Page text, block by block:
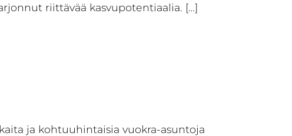
riittävää kasvupotentiaalia. […]
ja kohtuuhintaisia vuokra-asuntoja